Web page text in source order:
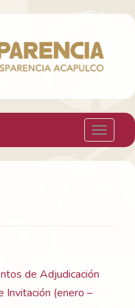
de Acapulco
Toggle
de Adjudicación
Invitación (enero –